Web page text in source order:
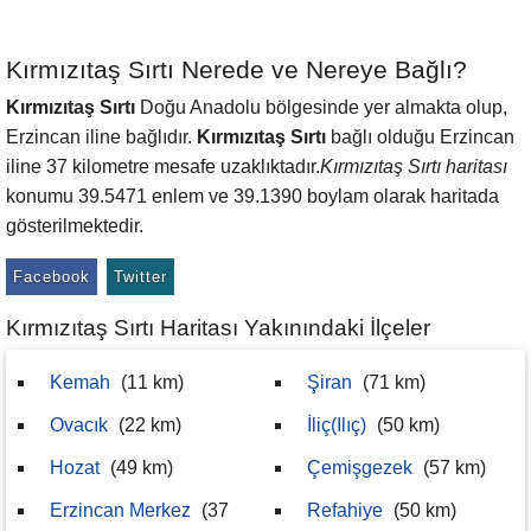
Kırmızıtaş Sırtı Nerede ve Nereye Bağlı?
Kırmızıtaş Sırtı Doğu Anadolu bölgesinde yer almakta olup,
Erzincan iline bağlıdır. Kırmızıtaş Sırtı bağlı olduğu Erzincan
iline 37 kilometre mesafe uzaklıktadır.Kırmızıtaş Sırtı haritası
konumu 39.5471 enlem ve 39.1390 boylam olarak haritada
gösterilmektedir.
Facebook Twitter
Kırmızıtaş Sırtı Haritası Yakınındaki İlçeler
Kemah (11 km)
Ovacık (22 km)
Hozat (49 km)
Erzincan Merkez (37
Şiran (71 km)
İliç(Ilıç) (50 km)
Çemişgezek (57 km)
Refahiye (50 km)